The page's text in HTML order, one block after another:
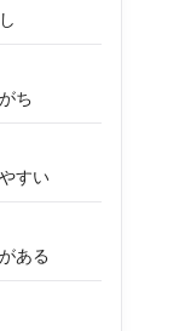
ち
すい
ある